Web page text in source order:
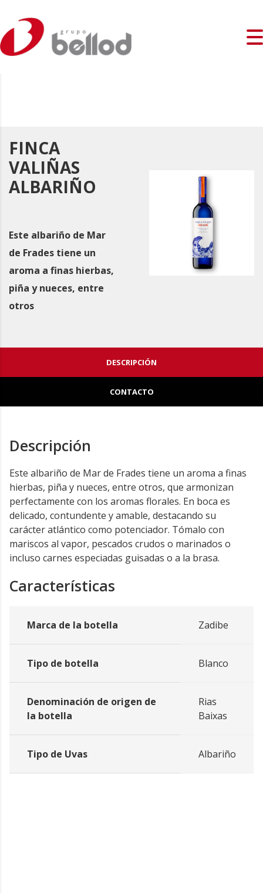
FINCA
VALIÑAS
ALBARIÑO
Este albariño de Mar
de Frades tiene un
aroma a finas hierbas,
piña y nueces, entre
otros
DESCRIPCIÓN
CONTACTO
Descripción
Este albariño de Mar de Frades tiene un aroma a finas
hierbas, piña y nueces, entre otros, que armonizan
perfectamente con los aromas florales. En boca es
delicado, contundente y amable, destacando su
carácter atlántico como potenciador. Tómalo con
mariscos al vapor, pescados crudos o marinados o
incluso carnes especiadas guisadas o a la brasa.
Características
Marca de la botella Zadibe
Tipo de botella Blanco
Denominación de origen de
la botella
Rias
Baixas
Tipo de Uvas Albariño